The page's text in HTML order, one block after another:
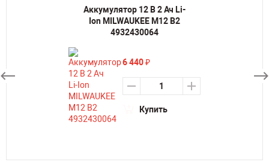
Аккумулятор 12 В 2 Ач Li-
Ion MILWAUKEE M12 B2
4932430064
6 440₽
Купить